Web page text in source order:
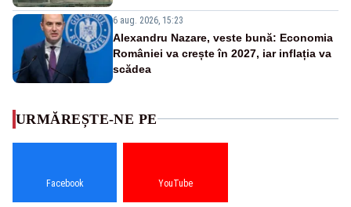
6 aug. 2026, 15:23
Alexandru Nazare, veste bună: Economia
României va crește în 2027, iar inflația va
scădea
URMĂREȘTE-NE PE
Facebook YouTube